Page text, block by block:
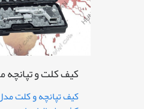
کیف کلت و تپانچه مدل